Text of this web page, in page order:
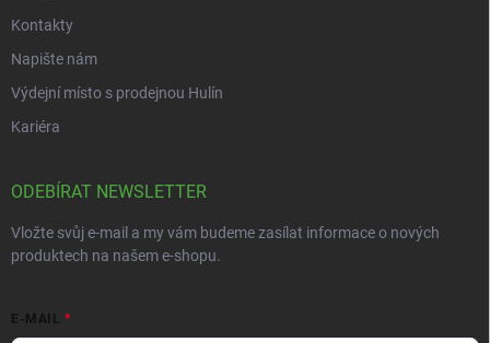
Kontakty
Napište nám
Výdejní místo s prodejnou Hulín
Kariéra
ODEBÍRAT NEWSLETTER
Vložte svůj e-mail a my vám budeme zasílat informace o nových
produktech na našem e-shopu.
E-MAIL